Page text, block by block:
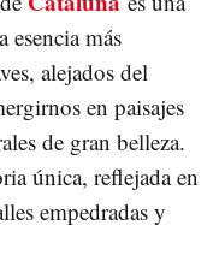
esencia más
alejados del
en paisajes
de gran belleza.
única, reflejada en
empedradas y